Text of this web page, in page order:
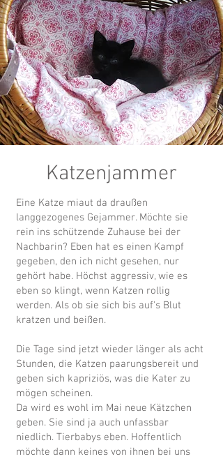
Katzenjammer
Eine Katze miaut da draußen
langgezogenes Gejammer. Möchte sie
rein ins schützende Zuhause bei der
Nachbarin? Eben hat es einen Kampf
gegeben, den ich nicht gesehen, nur
gehört habe. Höchst aggressiv, wie es
eben so klingt, wenn Katzen rollig
werden. Als ob sie sich bis auf's Blut
kratzen und beißen.
Die Tage sind jetzt wieder länger als acht
Stunden, die Katzen paarungsbereit und
geben sich kapriziös, was die Kater zu
mögen scheinen.
Da wird es wohl im Mai neue Kätzchen
geben. Sie sind ja auch unfassbar
niedlich. Tierbabys eben. Hoffentlich
möchte dann keines von ihnen bei uns